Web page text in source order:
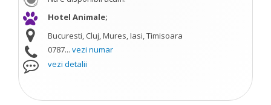
Hotel Animale;
Bucuresti, Cluj, Mures, Iasi, Timisoara
0787... vezi numar
vezi detalii